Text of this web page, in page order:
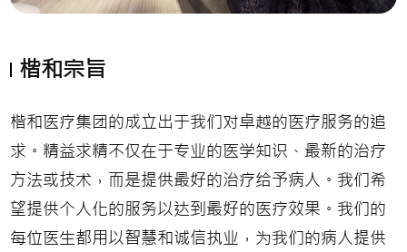
楷和宗旨
楷和医疗集团的成立出于我们对卓越的医疗服务的追
求。精益求精不仅在于专业的医学知识、最新的治疗
方法或技术，而是提供最好的治疗给予病人。我们希
望提供个人化的服务以达到最好的医疗效果。我们的
每位医生都用以智慧和诚信执业，为我们的病人提供